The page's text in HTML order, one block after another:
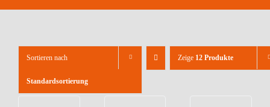
Sortieren nach
Standardsortierung
Zeige 12 Produkte